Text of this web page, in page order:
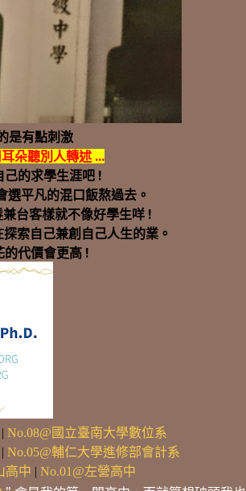
是有點刺激
朵聽別人轉述 ...
己的求學生涯吧 !
平凡的混口飯熬過去。
台客樣就不像好學生咩 !
索自己兼創自己人生的業。
的代價會更高 !
| No.08@國立臺南大學數位系
| No.05@輔仁大學進修部會計系
高中 | No.01@左營高中